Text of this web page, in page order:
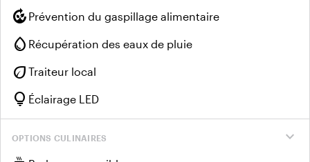
compost Prévention du gaspillage alimentaire
water_drop Récupération des eaux de pluie
eco Traiteur local
lightbulb Éclairage LED
expand_more
OPTIONS CULINAIRES